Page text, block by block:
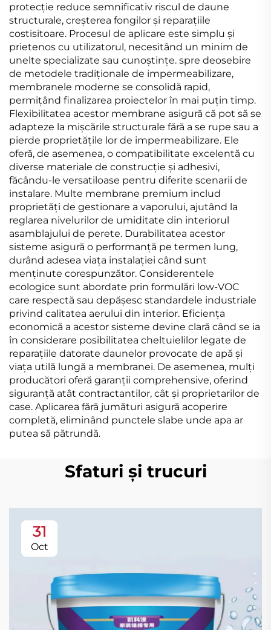
protecție reduce semnificativ riscul de daune
structurale, creșterea fongilor și reparațiile
costisitoare. Procesul de aplicare este simplu și
prietenos cu utilizatorul, necesitând un minim de
unelte specializate sau cunoștințe. spre deosebire
de metodele tradiționale de impermeabilizare,
membranele moderne se consolidă rapid,
permițând finalizarea proiectelor în mai puțin timp.
Flexibilitatea acestor membrane asigură că pot să se
adapteze la mișcările structurale fără a se rupe sau a
pierde proprietățile lor de impermeabilizare. Ele
oferă, de asemenea, o compatibilitate excelentă cu
diverse materiale de construcție și adhesivi,
făcându-le versatiloase pentru diferite scenarii de
instalare. Multe membrane premium includ
proprietăți de gestionare a vaporului, ajutând la
reglarea nivelurilor de umiditate din interiorul
asamblajului de perete. Durabilitatea acestor
sisteme asigură o performanță pe termen lung,
durând adesea viața instalației când sunt
menținute corespunzător. Considerentele
ecologice sunt abordate prin formulări low-VOC
care respectă sau depășesc standardele industriale
privind calitatea aerului din interior. Eficiența
economică a acestor sisteme devine clară când se ia
în considerare posibilitatea cheltuielilor legate de
reparațiile datorate daunelor provocate de apă și
viața utilă lungă a membranei. De asemenea, mulți
producători oferă garanții comprehensive, oferind
siguranță atât contractantilor, cât și proprietarilor de
case. Aplicarea fără jumături asigură acoperire
completă, eliminând punctele slabe unde apa ar
putea să pătrundă.
Sfaturi și trucuri
31
Oct